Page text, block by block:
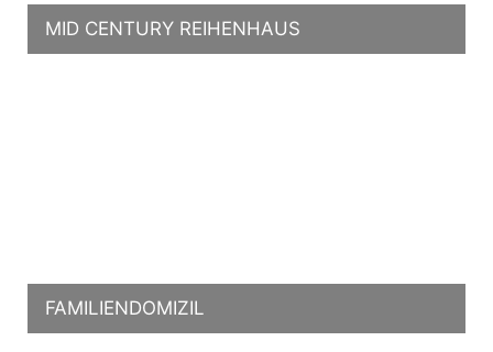
MID CENTURY REIHENHAUS
FAMILIENDOMIZIL